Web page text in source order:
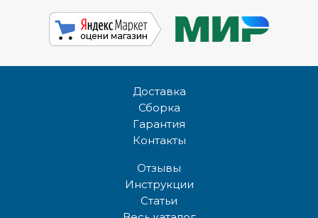
Доставка
Сборка
Гарантия
Контакты
Отзывы
Инструкции
Статьи